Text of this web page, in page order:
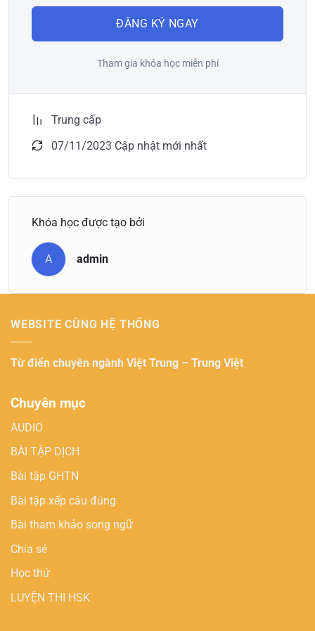
ĐĂNG KÝ NGAY
Tham gia khóa học miễn phí
Trung cấp
07/11/2023 Cập nhật mới nhất
Khóa học được tạo bởi
A admin
WEBSITE CÙNG HỆ THỐNG
Từ điển chuyên ngành Việt Trung – Trung Việt
Chuyên mục
AUDIO
BÀI TẬP DỊCH
Bài tập GHTN
Bài tập xếp câu đúng
Bài tham khảo song ngữ
Chia sẻ
Học thử
LUYỆN THI HSK